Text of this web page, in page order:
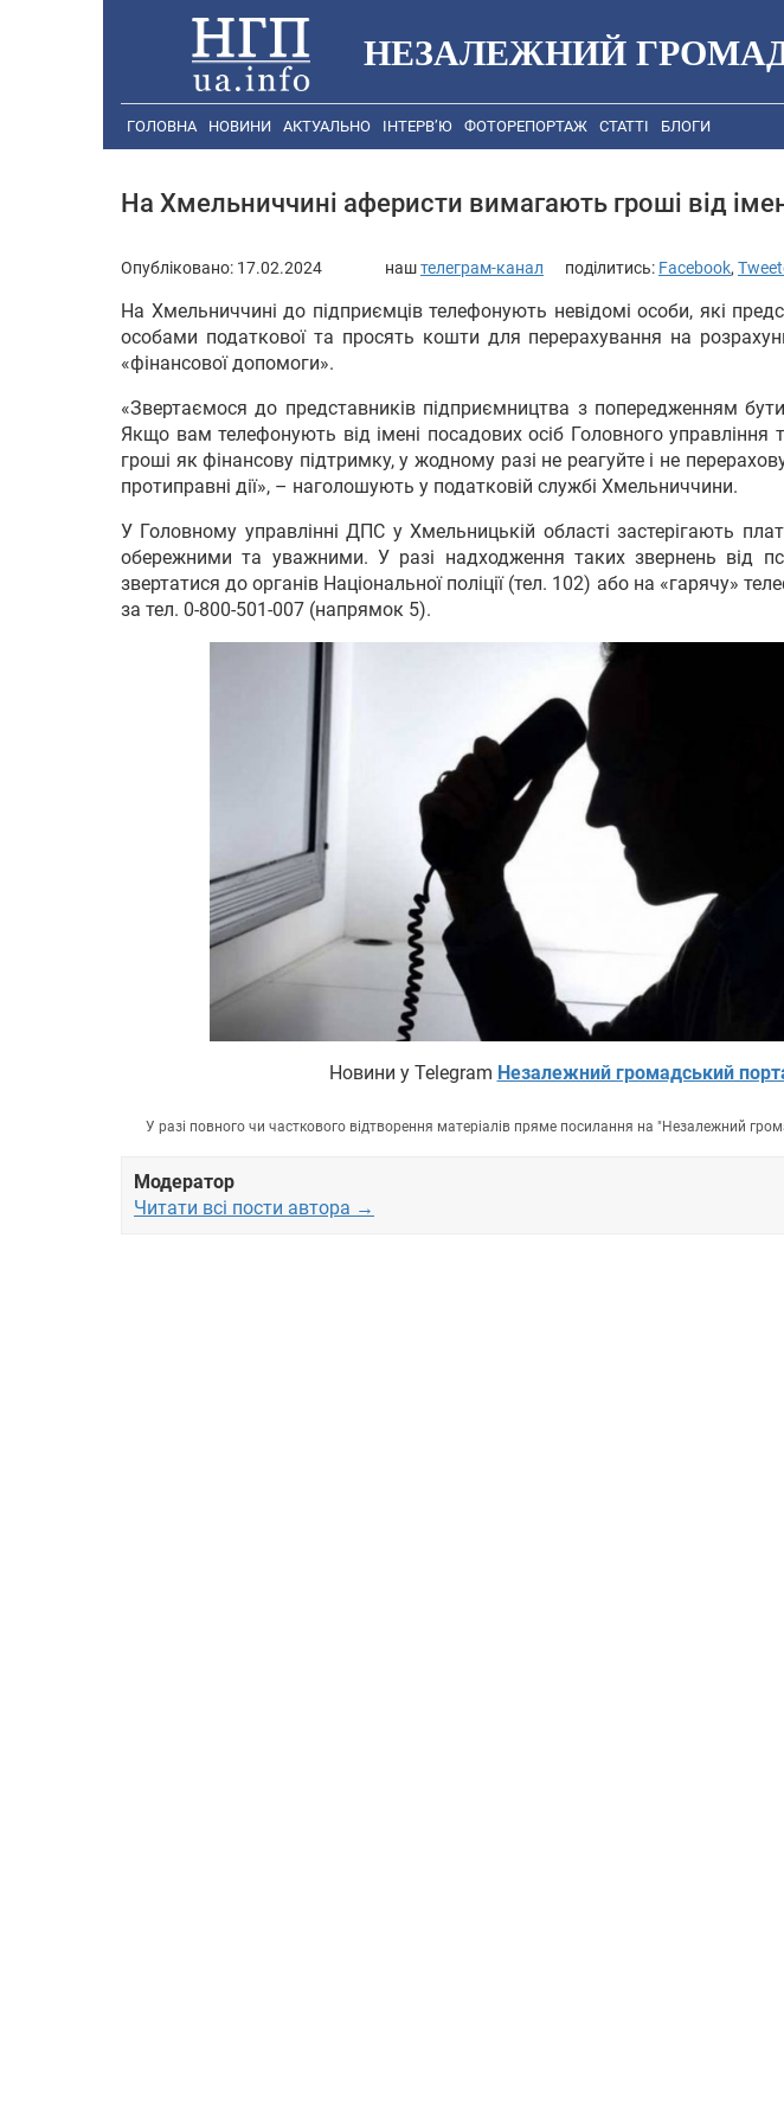
НЕЗАЛЕЖНИЙ
ГОЛОВНА НОВИНИ АКТУАЛЬНО ІНТЕРВ’Ю ФОТОРЕПОРТАЖ СТАТТІ БЛОГИ
На Хмельниччині аферисти вимагають гроші від
Опубліковано: 17.02.2024 наштелеграм-канал поділитись: Facebook,
На Хмельниччині до підприємців телефонують невідомі особи, які
особами податкової та просять кошти для перерахування на
«фінансової допомоги».
«Звертаємося до представників підприємництва з попередженням
Якщо вам телефонують від імені посадових осіб Головного
гроші як фінансову підтримку, у жодному разі не реагуйте і не
протиправні дії», – наголошують у податковій службі Хмельниччини.
У Головному управлінні ДПС у Хмельницькій області застерігають
обережними та уважними. У разі надходження таких звернень від
звертатися до органів Національної поліції (тел. 102) або на «гарячу»
за тел. 0-800-501-007 (напрямок 5).
Новини у Telegram Незалежний громадський
У разі повного чи часткового відтворення матеріалів пряме посилання на "Незалежний
Модератор
Читати всі пости автора →